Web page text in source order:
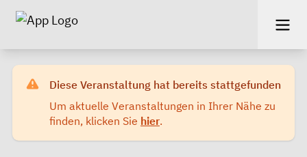
Diese Veranstaltung hat bereits stattgefunden
Um aktuelle Veranstaltungen in Ihrer Nähe zu
finden, klicken Sie hier.